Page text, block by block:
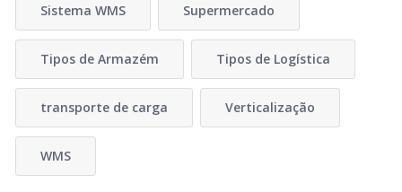
Sistema WMS Supermercado
Tipos de Armazém Tipos de Logística
transporte de carga Verticalização
WMS